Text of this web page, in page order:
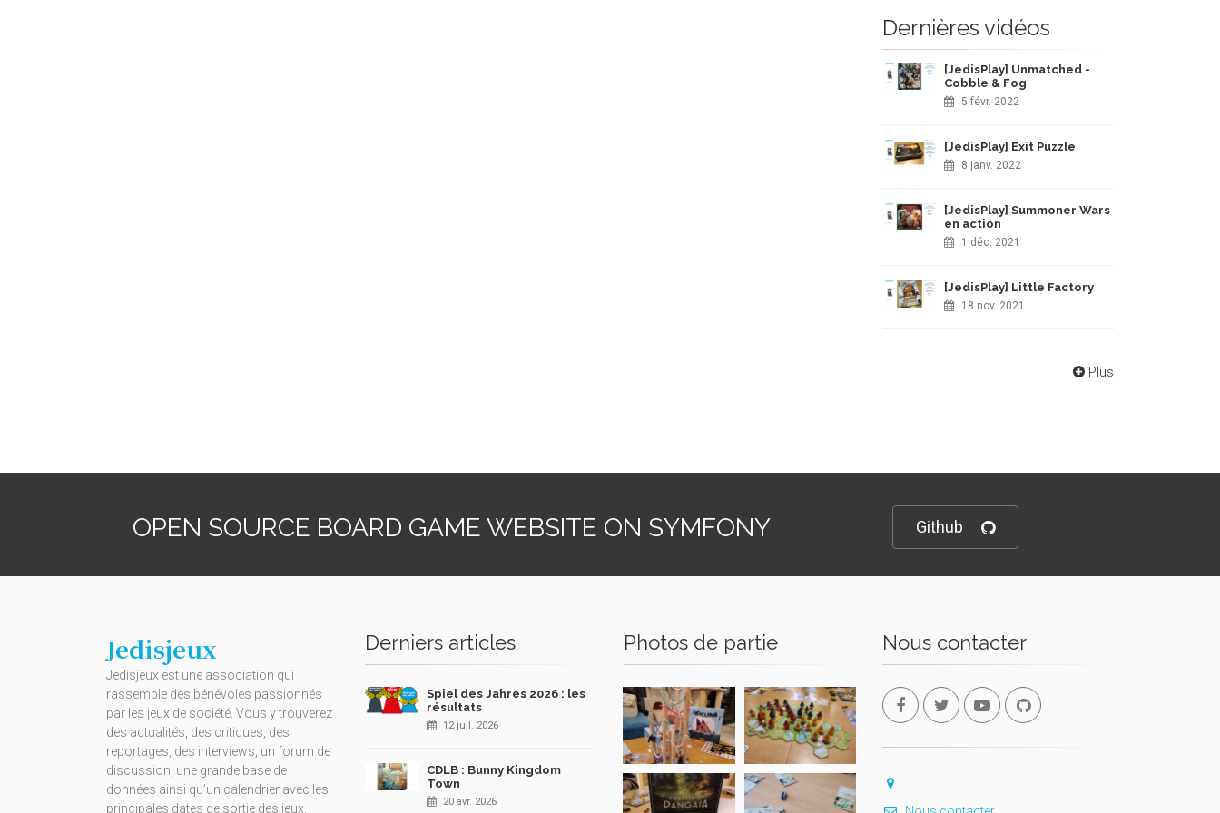
Dernières vidéos
[JedisPlay] Unmatched -
Cobble & Fog
5 févr. 2022
[JedisPlay] Exit Puzzle
8 janv. 2022
[JedisPlay] Summoner Wars
en action
1 déc. 2021
[JedisPlay] Little Factory
18 nov. 2021
Plus
OPEN SOURCE BOARD GAME WEBSITE ON SYMFONY Github
Jedisjeux
Jedisjeux est une association qui
rassemble des bénévoles passionnés
par les jeux de société. Vous y trouverez
des actualités, des critiques, des
reportages, des interviews, un forum de
discussion, une grande base de
données ainsi qu’un calendrier avec les
principales dates de sortie des jeux.
Derniers articles
Spiel des Jahres 2026 : les
résultats
12 juil. 2026
CDLB : Bunny Kingdom
Town
20 avr. 2026
Photos de partie Nous contacter